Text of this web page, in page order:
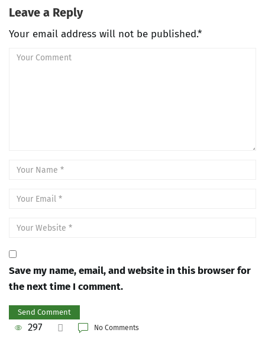
Leave a Reply
Your email address will not be published.*
Save my name, email, and website in this browser for
the next time I comment.
297 No Comments